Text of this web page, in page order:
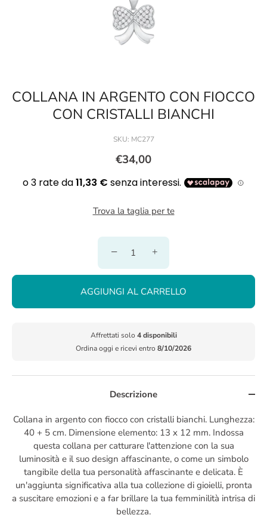
COLLANA IN ARGENTO CON FIOCCO
CON CRISTALLI BIANCHI
SKU: MC277
€34,00
Trova la taglia per te
− +
AGGIUNGI AL CARRELLO
Affrettati solo 4 disponibili
Ordina oggi e ricevi entro 8/10/2026
Descrizione
Collana in argento con fiocco con cristalli bianchi. Lunghezza:
40 + 5 cm. Dimensione elemento: 13 x 12 mm. Indossa
questa collana per catturare l'attenzione con la sua
luminosità e il suo design affascinante, o come un simbolo
tangibile della tua personalità affascinante e delicata. È
un'aggiunta significativa alla tua collezione di gioielli, pronta
a suscitare emozioni e a far brillare la tua femminilità intrisa di
bellezza.